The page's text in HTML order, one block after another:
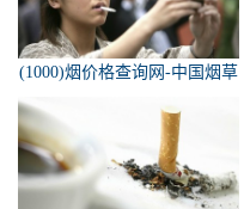
(1000)烟价格查询网-中国烟草